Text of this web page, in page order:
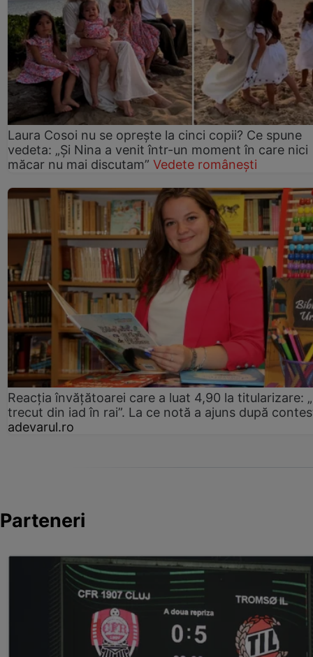
Laura Cosoi nu se oprește la cinci copii? Ce spune
vedeta: „Și Nina a venit într-un moment în care nici
măcar nu mai discutam” Vedete românești
Reacția învățătoarei care a luat 4,90 la titularizare:
trecut din iad în rai”. La ce notă a ajuns după
adevarul.ro
Parteneri